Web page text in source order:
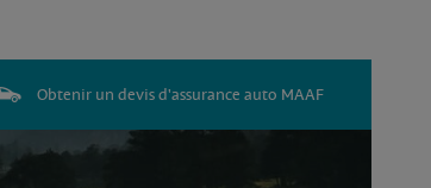
Obtenir un devis d'assurance auto MAAF